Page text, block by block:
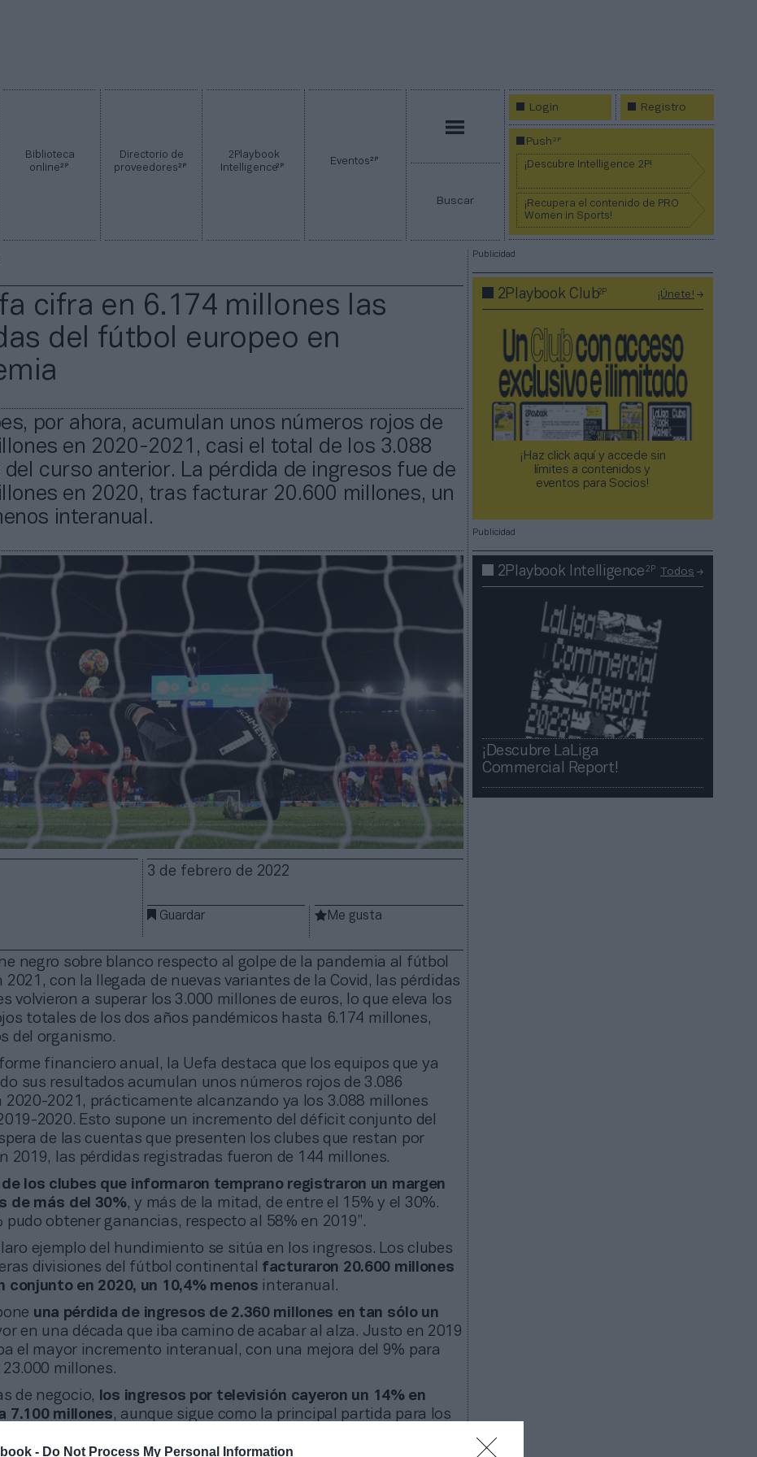
- Do Not Process My Personal Information
Biblioteca
online2P
Directorio de
proveedores2P
2Playbook
Intelligence2P Eventos2P
Buscar
Login Registro
Push2P
¡Descubre Intelligence 2P!
¡Recupera el contenido de PRO
Women in Sports!
cifra en 6.174 millones las
del fútbol europeo en
por ahora, acumulan unos números rojos de
en 2020-2021, casi el total de los 3.088
del curso anterior. La pérdida de ingresos fue de
en 2020, tras facturar 20.600 millones, un
interanual.
3 de febrero de 2022
Guardar Me gusta
negro sobre blanco respecto al golpe de la pandemia al fútbol
2021, con la llegada de nuevas variantes de la Covid, las pérdidas
volvieron a superar los 3.000 millones de euros, lo que eleva los
totales de los dos años pandémicos hasta 6.174 millones,
del organismo.
financiero anual, la Uefa destaca que los equipos que ya
sus resultados acumulan unos números rojos de 3.086
2020-2021, prácticamente alcanzando ya los 3.088 millones
2020. Esto supone un incremento del déficit conjunto del
de las cuentas que presenten los clubes que restan por
2019, las pérdidas registradas fueron de 144 millones.
de los clubes que informaron temprano registraron un margen
de más del 30%, y más de la mitad, de entre el 15% y el 30%.
pudo obtener ganancias, respecto al 58% en 2019”.
ejemplo del hundimiento se sitúa en los ingresos. Los clubes
divisiones del fútbol continental facturaron 20.600 millones
conjunto en 2020, un 10,4% menos interanual.
una pérdida de ingresos de 2.360 millones en tan sólo un
en una década que iba camino de acabar al alza. Justo en 2019
el mayor incremento interanual, con una mejora del 9% para
millones.
de negocio,
los ingresos por televisión cayeron un 14% en
7.100 millones, aunque sigue como la principal partida para los
(2.500 millones), el área más golpeada por la pandemia
Publicidad
2Playbook Club2P ¡Únete!
¡Haz click aquí y accede sin
límites a contenidos y
eventos para Socios!​​​​​​​
Publicidad
2Playbook Intelligence2P Todos
¡Descubre LaLiga
Commercial Report!​​